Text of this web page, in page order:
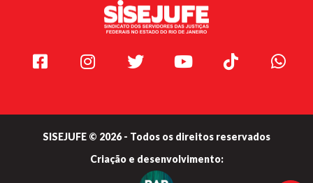
Facebook Instagram Twitter Youtube TikTok
SISEJUFE © 2026 - Todos os direitos reservados
Criação e desenvolvimento: